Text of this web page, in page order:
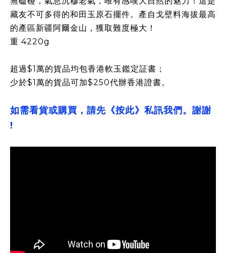
藏友不可多得的和田玉原石擺件。產自戈壁料海拔最高
的產區新疆阿爾金山，獲取難度極大！
重 4220g
超過$1萬的貨品均包香港軟玉鑑定証書；
少於$1萬的貨品可加$250代辦香港證書。
如需看貨或購買，請先《按此》私訊我們。謝謝
!